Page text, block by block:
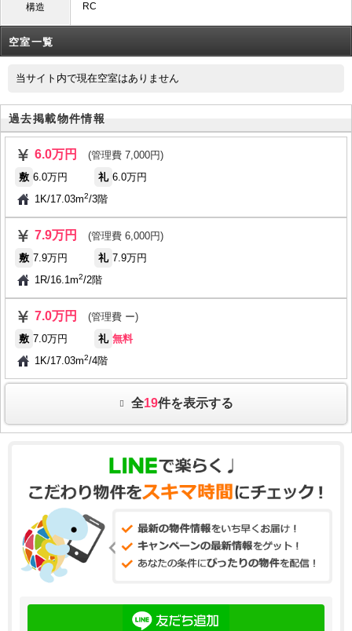
構造 RC
空室一覧
当サイト内で現在空室はありません
過去掲載物件情報
6.0万円
(管理費 7,000円)
敷 6.0万円 礼 6.0万円
1K/17.03m2/3階
7.9万円
(管理費 6,000円)
敷 7.9万円 礼 7.9万円
1R/16.1m2/2階
7.0万円
(管理費 ー)
敷 7.0万円 礼 無料
1K/17.03m2/4階
全19件を表示する